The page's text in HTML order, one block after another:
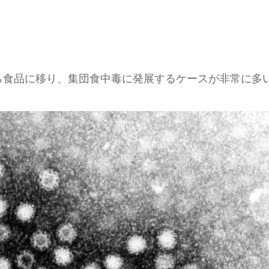
品に移り、集団食中毒に発展するケースが非常に多